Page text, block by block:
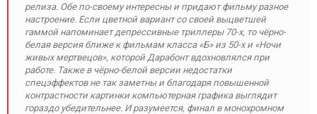
релиза. Обе по-своему интересны и придают фильму разное
настроение. Если цветной вариант со своей выцветшей
гаммой напоминает депрессивные триллеры 70-х, то чёрно-
белая версия ближе к фильмам класса «Б» из 50-х и «Ночи
живых мертвецов», которой Дарабонт вдохновлялся при
работе. Также в чёрно-белой версии недостатки
спецэффектов не так заметны и благодаря повышенной
контрастности картинки компьютерная графика выглядит
гораздо убедительнее. И разумеется, финал в монохромном